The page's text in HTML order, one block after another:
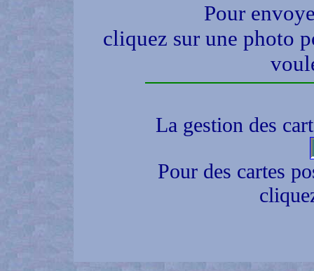
Pour
cliquez sur une photo
La gestion des
Pour des cartes